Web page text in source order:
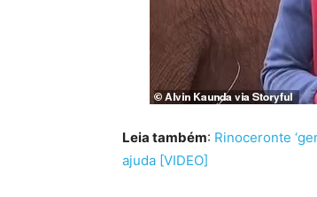
Leia também: Rinoceronte
ajuda [VIDEO]